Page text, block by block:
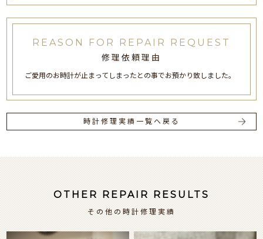
REASON FOR REPAIR REQUEST
修理依頼理由
ご愛用のお時計が止まってしまったとの事でお預かり致しました。
時計修理実績一覧へ戻る
OTHER REPAIR RESULTS
その他の時計修理実績